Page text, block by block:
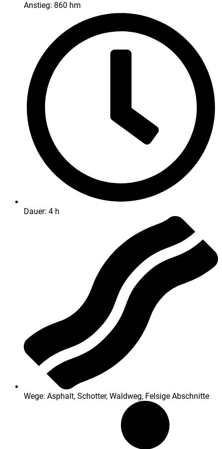
Anstieg: 860 hm
Dauer: 4 h
Wege: Asphalt, Schotter, Waldweg, Felsige Abschnitte